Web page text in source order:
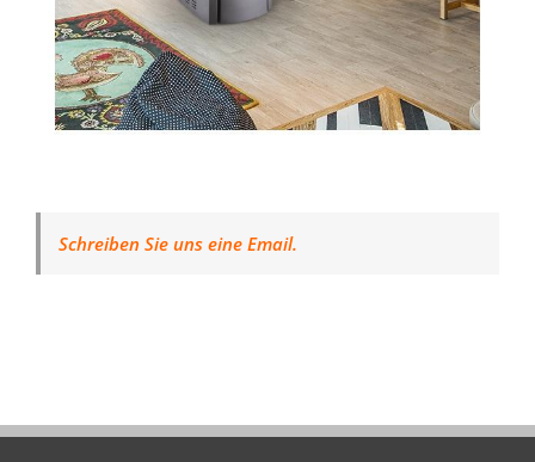
Schreiben Sie uns eine Email.